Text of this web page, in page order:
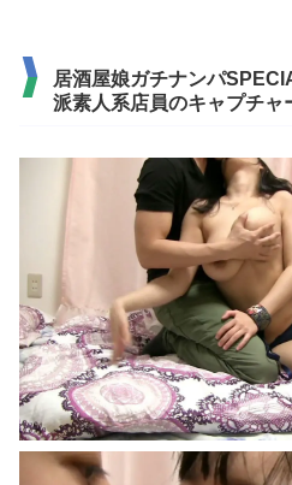
居酒屋娘ガチナンパ
派素人系店員のキャプチャ